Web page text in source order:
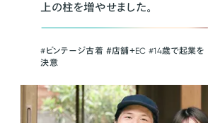
上の柱を増やせました。
#ビンテージ古着 ＃店舗＋EC #14歳で起業を
決意